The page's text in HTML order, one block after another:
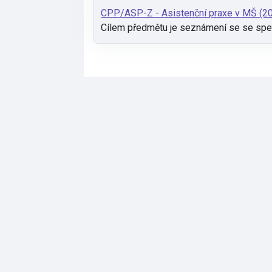
CPP/ASP-Z - Asistenční praxe v MŠ
Cílem předmětu je seznámení se se